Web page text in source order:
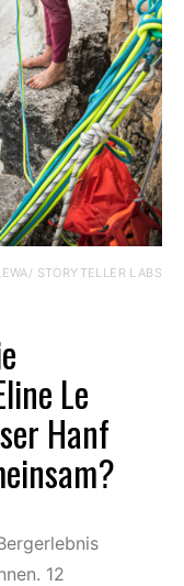
STORYTELLER LABS
Le
Hanf
12